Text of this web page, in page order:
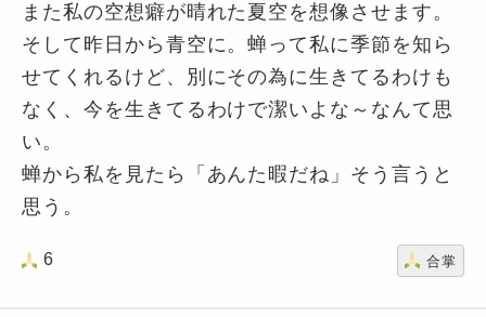
また私の空想癖が晴れた夏空を想像させます。
そして昨日から青空に。蝉って私に季節を知ら
せてくれるけど、別にその為に生きてるわけも
なく、今を生きてるわけで潔いよな～なんて思
い。
蝉から私を見たら「あんた暇だね」そう言うと
思う。
6 合掌